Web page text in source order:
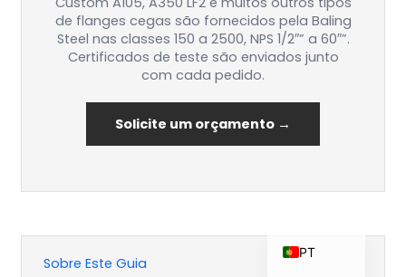
de flanges cegas são fornecidos pela Baling
Steel nas classes 150 a 2500, NPS 1/2″” a 60″”.
Certificados de teste são enviados junto
com cada pedido.
Solicite um orçamento →
Sobre Este Guia
PT
DE
IT
KO
RU